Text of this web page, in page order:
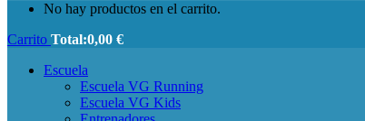
No hay productos en el carrito.
Carrito Total:0,00 €
Escuela
Escuela VG Running
Escuela VG Kids